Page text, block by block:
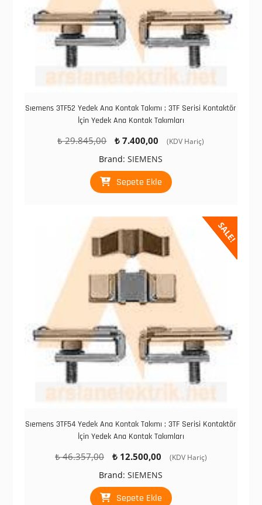
Sıemens 3TF52 Yedek Ana Kontak Takımı ; 3TF Serisi Kontaktör
İçin Yedek Ana Kontak Takımları
₺29.845,00
Orijinal
₺ 29.845,00.
₺ 7.400,00
Şu
₺ 7.400,00.
(KDV Hariç)
Brand:SIEMENS
Sepete Ekle
SALE!
Sıemens 3TF54 Yedek Ana Kontak Takımı ; 3TF Serisi Kontaktör
İçin Yedek Ana Kontak Takımları
₺46.357,00
Orijinal
₺ 46.357,00.
₺12.500,00
Şu
₺ 12.500,00.
(KDV Hariç)
Brand:SIEMENS
Sepete Ekle